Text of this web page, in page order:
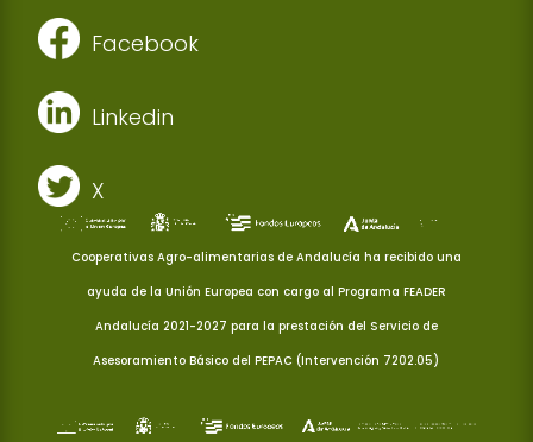
Facebook
Linkedin
X
Cooperativas Agro-alimentarias de Andalucía ha recibido una
ayuda de la Unión Europea con cargo al Programa FEADER
Andalucía 2021-2027 para la prestación del Servicio de
Asesoramiento Básico del PEPAC (Intervención 7202.05)